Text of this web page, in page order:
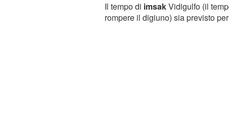
Il tempo di imsakVidigulfo (il
rompere il digiuno) sia previsto